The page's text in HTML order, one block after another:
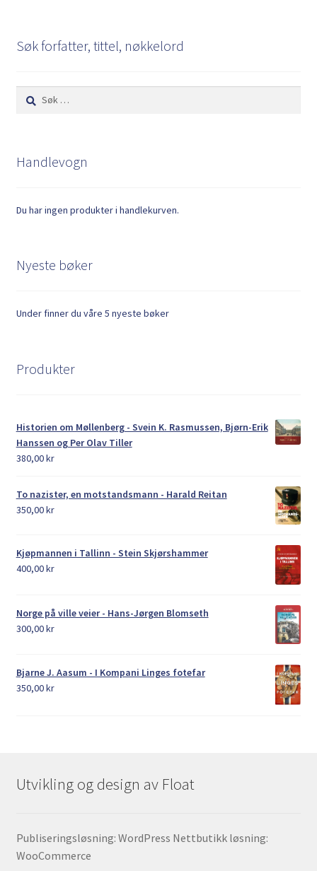
Søk forfatter, tittel, nøkkelord
Søk
etter:
Handlevogn
Du har ingen produkter i handlekurven.
Nyeste bøker
Under finner du våre 5 nyeste bøker
Produkter
Historien om Møllenberg - Svein K. Rasmussen, Bjørn-Erik
Hanssen og Per Olav Tiller
380,00kr
To nazister, en motstandsmann - Harald Reitan
350,00kr
Kjøpmannen i Tallinn - Stein Skjørshammer
400,00kr
Norge på ville veier - Hans-Jørgen Blomseth
300,00kr
Bjarne J. Aasum - I Kompani Linges fotefar
350,00kr
Utvikling og design av Float
Publiseringsløsning: WordPress Nettbutikk løsning:
WooCommerce